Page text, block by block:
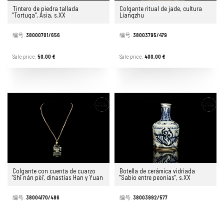
Tintero de piedra tallada
"Tortuga", Asia, s.XX
编号. 38000701/656
Sale price. 50,00 €
Colgante ritual de jade, cultura
Liangzhu
编号. 38003795/479
Sale price. 400,00 €
Colgante con cuenta de cuarzo
'Shī nán pèi', dinastías Han y Yuan
编号. 38004170/486
Botella de cerámica vidriada
"Sabio entre peonías", s.XX
编号. 38003992/577